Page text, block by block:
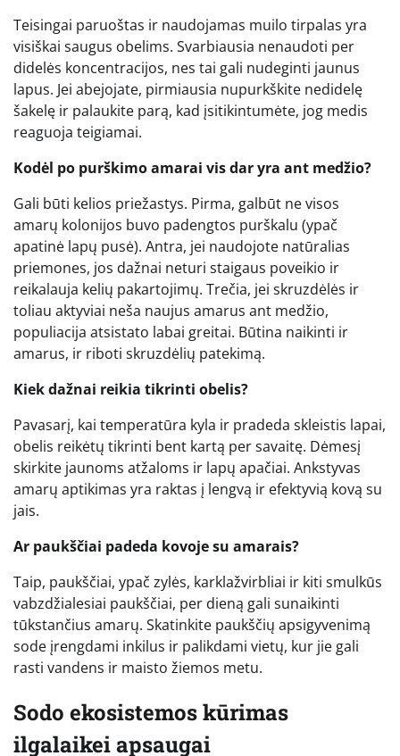
Teisingai paruoštas ir naudojamas muilo tirpalas yra
visiškai saugus obelims. Svarbiausia nenaudoti per
didelės koncentracijos, nes tai gali nudeginti jaunus
lapus. Jei abejojate, pirmiausia nupurkškite nedidelę
šakelę ir palaukite parą, kad įsitikintumėte, jog medis
reaguoja teigiamai.
Kodėl po purškimo amarai vis dar yra ant medžio?
Gali būti kelios priežastys. Pirma, galbūt ne visos
amarų kolonijos buvo padengtos purškalu (ypač
apatinė lapų pusė). Antra, jei naudojote natūralias
priemones, jos dažnai neturi staigaus poveikio ir
reikalauja kelių pakartojimų. Trečia, jei skruzdėlės ir
toliau aktyviai neša naujus amarus ant medžio,
populiacija atsistato labai greitai. Būtina naikinti ir
amarus, ir riboti skruzdėlių patekimą.
Kiek dažnai reikia tikrinti obelis?
Pavasarį, kai temperatūra kyla ir pradeda skleistis lapai,
obelis reikėtų tikrinti bent kartą per savaitę. Dėmesį
skirkite jaunoms atžaloms ir lapų apačiai. Ankstyvas
amarų aptikimas yra raktas į lengvą ir efektyvią kovą su
jais.
Ar paukščiai padeda kovoje su amarais?
Taip, paukščiai, ypač zylės, karklažvirbliai ir kiti smulkūs
vabzdžialesiai paukščiai, per dieną gali sunaikinti
tūkstančius amarų. Skatinkite paukščių apsigyvenimą
sode įrengdami inkilus ir palikdami vietų, kur jie gali
rasti vandens ir maisto žiemos metu.
Sodo ekosistemos kūrimas
ilgalaikei apsaugai